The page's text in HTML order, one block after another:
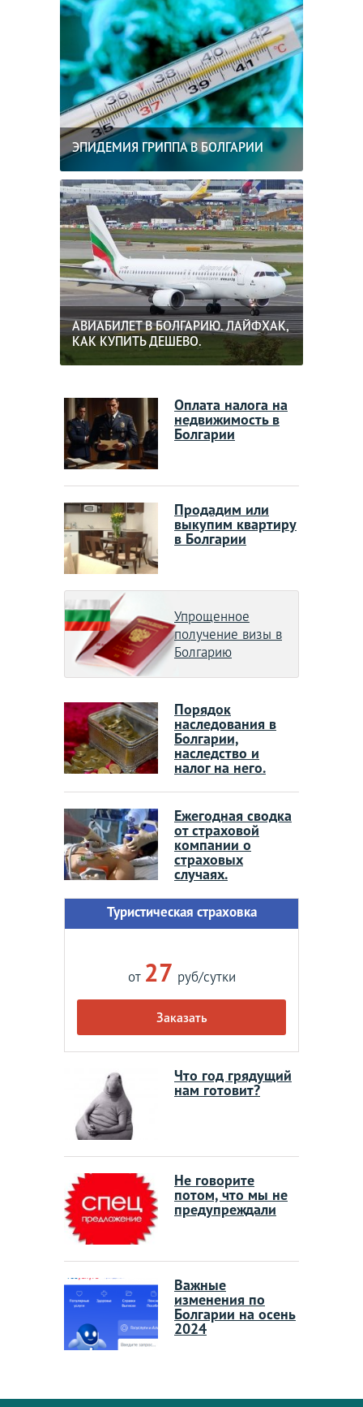
ЭПИДЕМИЯ ГРИППА В БОЛГАРИИ
АВИАБИЛЕТ В БОЛГАРИЮ. ЛАЙФХАК,
КАК КУПИТЬ ДЕШЕВО.
Оплата налога на
недвижимость в
Болгарии
Продадим или
выкупим квартиру
в Болгарии
Упрощенное
получение визы в
Болгарию
Порядок
наследования в
Болгарии,
наследство и
налог на него.
Ежегодная сводка
от страховой
компании о
страховых
случаях.
Туристическая страховка
от 27 руб/сутки
Заказать
Что год грядущий
нам готовит?
Не говорите
потом, что мы не
предупреждали
Важные
изменения по
Болгарии на осень
2024